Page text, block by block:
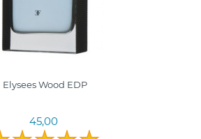
Elysees Wood EDP
45,00